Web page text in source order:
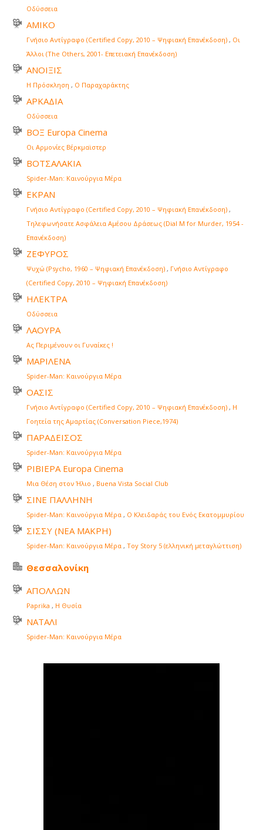
Οδύσσεια
ΑΜΙΚΟ
Γνήσιο Αντίγραφο (Certified Copy, 2010 – Ψηφιακή Επανέκδοση) , Οι
Άλλοι (The Others, 2001- Επετειακή Επανέκδοση)
ΑΝΟΙΞΙΣ
Η Πρόσκληση , Ο Παραχαράκτης
ΑΡΚΑΔΙΑ
Οδύσσεια
ΒΟΞ Europa Cinema
Οι Αρμονίες Βέρκμαϊστερ
ΒΟΤΣΑΛΑΚΙΑ
Spider-Man: Καινούργια Μέρα
ΕΚΡΑΝ
Γνήσιο Αντίγραφο (Certified Copy, 2010 – Ψηφιακή Επανέκδοση) ,
Τηλεφωνήσατε Ασφάλεια Αμέσου Δράσεως (Dial M for Murder, 1954 -
Επανέκδοση)
ΖΕΦΥΡΟΣ
Ψυχώ (Psycho, 1960 – Ψηφιακή Επανέκδοση) , Γνήσιο Αντίγραφο
(Certified Copy, 2010 – Ψηφιακή Επανέκδοση)
ΗΛΕΚΤΡΑ
Οδύσσεια
ΛΑΟΥΡΑ
Ας Περιμένουν οι Γυναίκες !
ΜΑΡΙΛΕΝΑ
Spider-Man: Καινούργια Μέρα
ΟΑΣΙΣ
Γνήσιο Αντίγραφο (Certified Copy, 2010 – Ψηφιακή Επανέκδοση) , Η
Γοητεία της Αμαρτίας (Conversation Piece,1974)
ΠΑΡΑΔΕΙΣΟΣ
Spider-Man: Καινούργια Μέρα
ΡΙΒΙΕΡΑ Europa Cinema
Μια Θέση στον Ήλιο , Buena Vista Social Club
ΣΙΝΕ ΠΑΛΛΗΝΗ
Spider-Man: Καινούργια Μέρα , Ο Κλειδαράς του Ενός Εκατομμυρίου
ΣΙΣΣΥ (ΝΕΑ ΜΑΚΡΗ)
Spider-Man: Καινούργια Μέρα , Toy Story 5 (ελληνική μεταγλώττιση)
Θεσσαλονίκη
ΑΠΟΛΛΩΝ
Paprika , Η Θυσία
ΝΑΤΑΛΙ
Spider-Man: Καινούργια Μέρα